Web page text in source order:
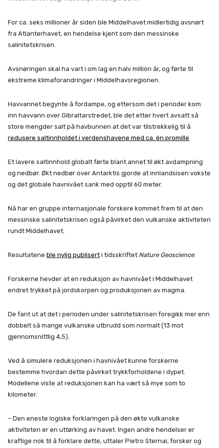
For ca. seks millioner år siden ble Middelhavet midlertidig avsnørt
fra Atlanterhavet, en hendelse kjent som den messinske
salinitetskrisen.
Avsnøringen skal ha vart i om lag en halv million år, og førte til
ekstreme klimaforandringer i Middelhavsregionen.
Havvannet begynte å fordampe, og ettersom det i perioder kom
inn havvann over Gibraltarstredet, ble det etter hvert avsatt så
store mengder salt på havbunnen at det var tilstrekkelig til å
redusere saltinnholdet i verdenshavene med ca. én promille.
Et lavere saltinnhold globalt førte blant annet til økt avdampning
og nedbør. Økt nedbør over Antarktis gjorde at innlandsisen vokste
og det globale havnivået sank med opptil 60 meter.
Nå har en gruppe internasjonale forskere kommet frem til at den
messinske salinitetskrisen også påvirket den vulkanske aktiviteten
rundt Middelhavet.
Resultatene ble nylig publisert i tidsskriftet Nature Geoscience.
Forskerne hevder at en reduksjon av havnivået i Middelhavet
endret trykket på jordskorpen og produksjonen av magma.
De fant ut at det i perioden under salinitetskrisen foregikk mer enn
dobbelt så mange vulkanske utbrudd som normalt (13 mot
gjennomsnittlig 4,5).
Ved å simulere reduksjonen i havnivået kunne forskerne
bestemme hvordan dette påvirket trykkforholdene i dypet.
Modellene viste at reduksjonen kan ha vært så mye som to
kilometer.
– Den eneste logiske forklaringen på den økte vulkanske
aktiviteten er en uttørking av havet. Ingen andre hendelser er
kraftige nok til å forklare dette, uttaler Pietro Sternai, forsker og